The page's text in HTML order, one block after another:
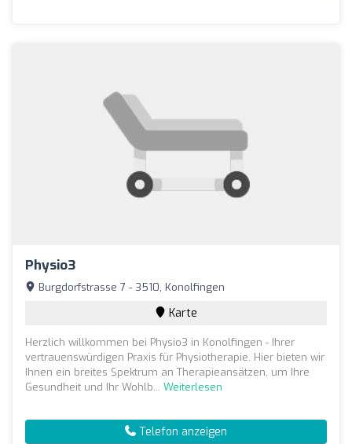
Physio3
Burgdorfstrasse 7 - 3510, Konolfingen
Karte
Herzlich willkommen bei Physio3 in Konolfingen - Ihrer
vertrauenswürdigen Praxis für Physiotherapie. Hier bieten wir
Ihnen ein breites Spektrum an Therapieansätzen, um Ihre
Gesundheit und Ihr Wohlb... Weiterlesen
Telefon anzeigen